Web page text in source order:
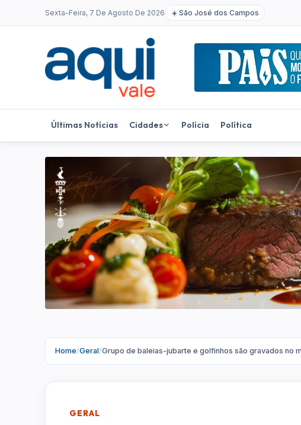
Sexta-Feira, 7 De Agosto De 2026 ☀️ São José dos Campos
Últimas Notícias Cidades Polícia Política
Home/Geral/Grupo de baleias-jubarte e golfinhos são gravados no
GERAL